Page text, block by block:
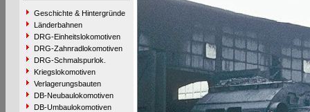
Geschichte & Hintergründe
Länderbahnen
DRG-Einheitslokomotiven
DRG-Zahnradlokomotiven
DRG-Schmalspurlok.
Kriegslokomotiven
Verlagerungsbauten
DB-Neubaulokomotiven
DB-Umbaulokomotiven